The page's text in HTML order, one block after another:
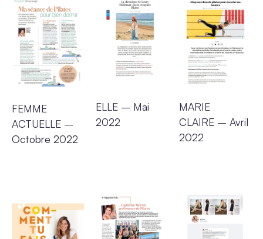
FEMME
ACTUELLE –
Octobre 2022
ELLE– Mai
2022
MARIE
CLAIRE – Avril
2022